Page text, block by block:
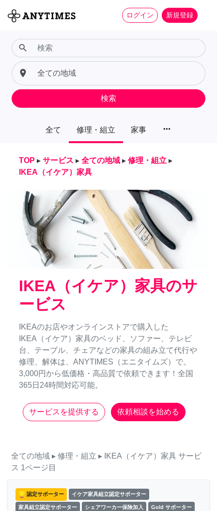
ログイン 新規登録
全て 修理・組立 家事 more_horiz
search
place
検索
TOP ▸ サービス ▸ 全ての地域 ▸ 修理・組立 ▸
IKEA（イケア）家具
IKEA（イケア）家具のサ
ービス
IKEAのお店やオンラインストアで購入した
IKEA（イケア）家具のベッド、ソファー、テレビ
台、テーブル、チェアなどの家具の組み立て代行や
修理、解体は、ANYTIMES（エニタイムズ）で。
3,000円から低価格・高品質で依頼できます！全国
365日24時間対応可能。
サービスを提供する 依頼相談を始める
全ての地域 ▸ 修理・組立 ▸ IKEA（イケア）家具 サービ
ス 1ページ目
認定サポーター イケア家具組立認定サポーター
家具組立認定サポーター シェアワーカー保険加入 Gold サポーター